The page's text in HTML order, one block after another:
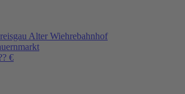
Alter Wiehrebahnhof
€